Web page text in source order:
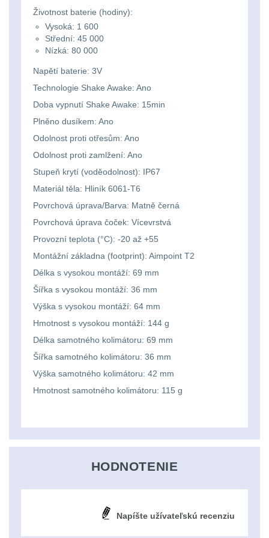
kempingové
lampy
Potápačské
svetlá
Kapesní
svítilny
Policejní
svítilny
Vyhledávací
svítilny
Lovecké
svítilny
Nabíjacie
baterky
Svietidlá
CRI≥90
Nad 30 L 74
Batohy přes rameno
15
tašky6
Dětské batohy3
Brašne a tašky45
Ledvinky 60
Duffle bagy25
Univerzalní tašky60
Přepravne tašky na
zbraně39
Hydratační vaky
Pouzdra a Kapsy612
Organizéry109
Na láhev43
39
Životnost baterie (hodiny):
Vysoká: 1 600
Střední: 45 000
Nízká: 80 000
Napětí baterie: 3V
Technologie Shake Awake: Ano
Doba vypnutí Shake Awake: 15min
Plněno dusíkem: Ano
Odolnost proti otřesům: Ano
Odolnost proti zamlžení: Ano
Stupeň krytí (voděodolnost): IP67
Materiál těla: Hliník 6061-T6
Povrchová úprava/Barva: Matně černá
Povrchová úprava čoček: Vícevrstvá
Provozní teplota (°C): -20 až +55
Montážní základna (footprint): Aimpoint T2
Délka s vysokou montáží: 69 mm
Šířka s vysokou montáží: 36 mm
Výška s vysokou montáží: 64 mm
Hmotnost s vysokou montáží: 144 g
Délka samotného kolimátoru: 69 mm
Šířka samotného kolimátoru: 36 mm
Výška samotného kolimátoru: 42 mm
Hmotnost samotného kolimátoru: 115 g
HODNOTENIE
Napíšte užívateľskú recenziu